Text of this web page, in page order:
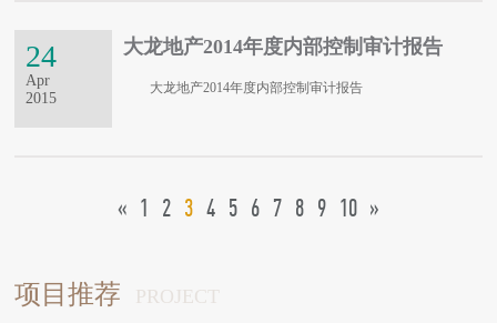
24
Apr
2015
大龙地产2014年度内部控制审计报告
大龙地产2014年度内部控制审计报告
« 1 2 3 4 5 6 7 8 9 10 »
项目推荐 PROJECT